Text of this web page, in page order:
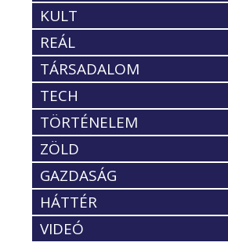
KULT
REÁL
TÁRSADALOM
TECH
TÖRTÉNELEM
ZÖLD
GAZDASÁG
HÁTTÉR
VIDEÓ